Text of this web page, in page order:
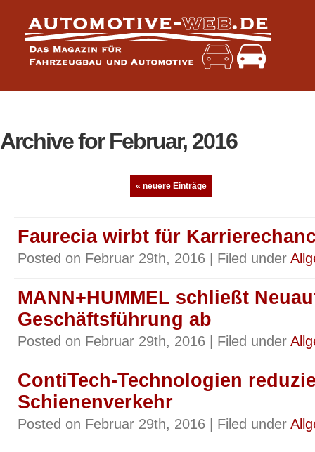
Archive for Februar, 2016
« neuere Einträge
Faurecia wirbt für
Posted on Februar 29th, 2016 | Filed under
MANN+HUMMEL schließt
Geschäftsführung ab
Posted on Februar 29th, 2016 | Filed under
ContiTech-Technologien
Schienenverkehr
Posted on Februar 29th, 2016 | Filed under